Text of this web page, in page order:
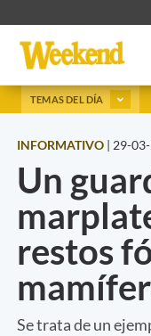
TEMAS DEL DÍA
INFORMATIVO | 29-
Un
restos
Se trata de un